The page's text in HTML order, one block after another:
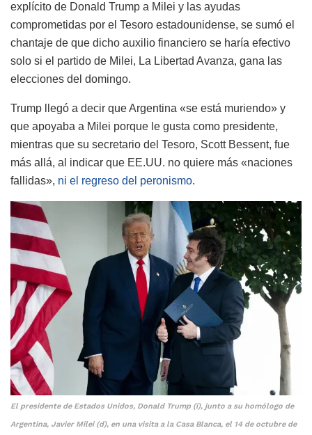
explícito de Donald Trump a Milei y las ayudas
comprometidas por el Tesoro estadounidense, se sumó el
chantaje de que dicho auxilio financiero se haría efectivo
solo si el partido de Milei, La Libertad Avanza, gana las
elecciones del domingo.
Trump llegó a decir que Argentina «se está muriendo» y
que apoyaba a Milei porque le gusta como presidente,
mientras que su secretario del Tesoro, Scott Bessent, fue
más allá, al indicar que EE.UU. no quiere más «naciones
fallidas», ni el regreso del peronismo.
El presidente de Estados Unidos, Donald Trump (i), junto a su homólogo de
Argentina, Javier Milei (d), en una visita a la Casa Blanca, el 14 de octubre de